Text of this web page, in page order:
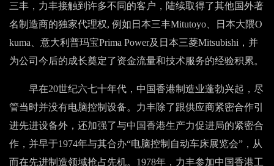
三丰，力丰接触到许多不同的客户，陆续取得了其他国外著
名制造商的独家代理权, 例如日本三丰Mitutoyo、日本大隈O
kuma、意大利普玛宝Prima Power及日本三菱Mitsubishi，并
为公司今后的成长奠定了资金流量和技术服务的经验积累。
早在20世纪六七十年代，中国香港制造业蓬勃兴起，尽
管当时并没有电脑控制设备。力丰除了跟供应商紧密合作引
进先进设备外，还加强了与中国香港生产力促进局的紧密合
作，并早于1974年与其合办“电脑控制自动车床展览会”，从
而在先进制造领域抢占先机。1978年，力丰参加中国香港工